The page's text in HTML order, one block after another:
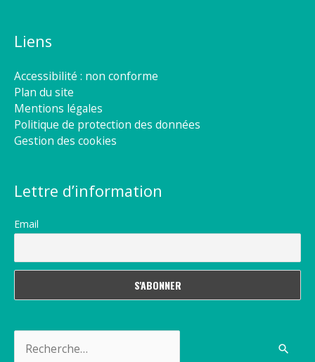
Liens
Accessibilité : non conforme
Plan du site
Mentions légales
Politique de protection des données
Gestion des cookies
Lettre d’information
Email